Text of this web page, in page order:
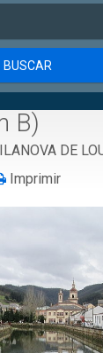
B)
DE
Imprimir